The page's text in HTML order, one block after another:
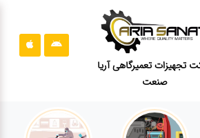
تجهیزات تعمیرگاهی آریا
صنعت